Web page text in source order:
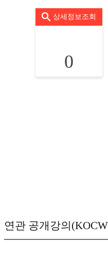
상세정보조회
0
연관 공개강의